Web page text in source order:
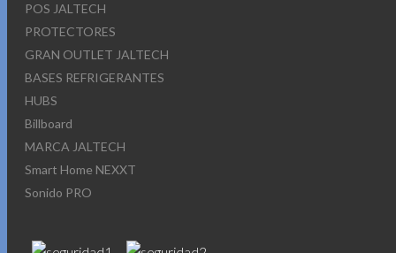
POS JALTECH
PROTECTORES
GRAN OUTLET JALTECH
BASES REFRIGERANTES
HUBS
Billboard
MARCA JALTECH
Smart Home NEXXT
Sonido PRO